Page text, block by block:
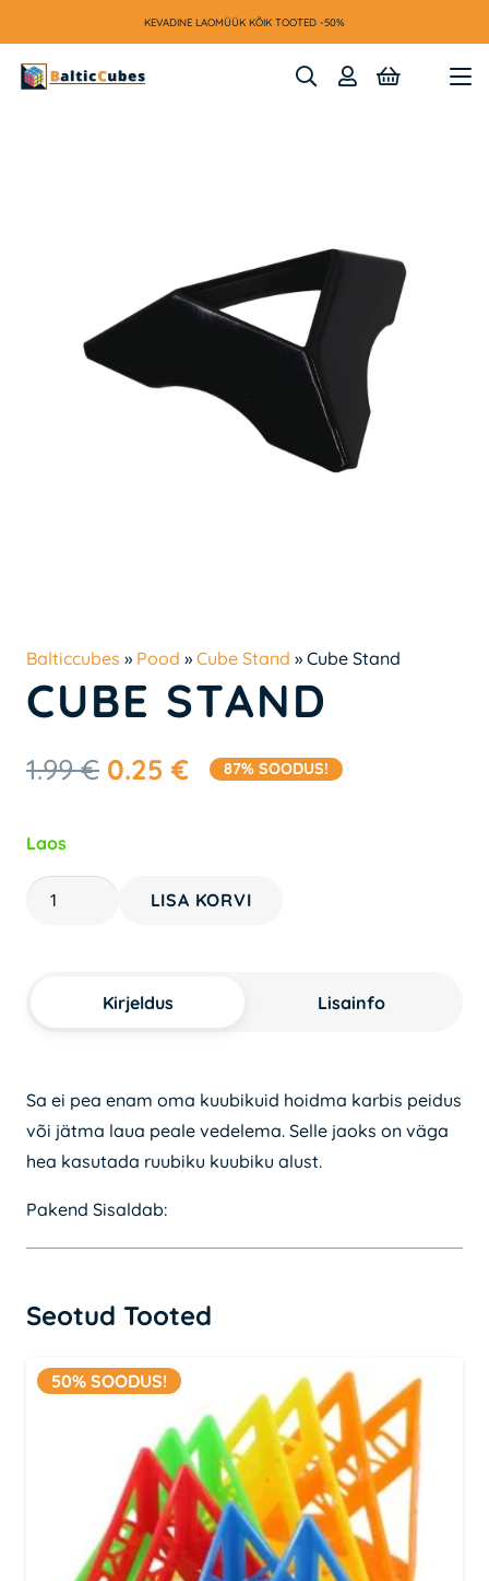
KEVADINE LAOMÜÜK KÕIK TOOTED -50%
Balticcubes » Pood » Cube Stand » Cube Stand
CUBE STAND
1.99€ Algne
0.25 €Praegune
87% SOODUS!
Laos
Cube
LISA KORVI
Kirjeldus Lisainfo
Sa ei pea enam oma kuubikuid hoidma karbis peidus
või jätma laua peale vedelema. Selle jaoks on väga
hea kasutada ruubiku kuubiku alust.
Pakend Sisaldab:
Seotud Tooted
50% SOODUS!